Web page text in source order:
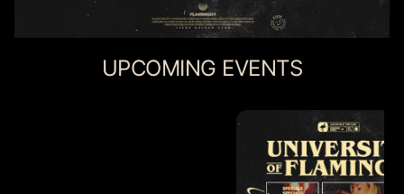
UPCOMING EVENTS